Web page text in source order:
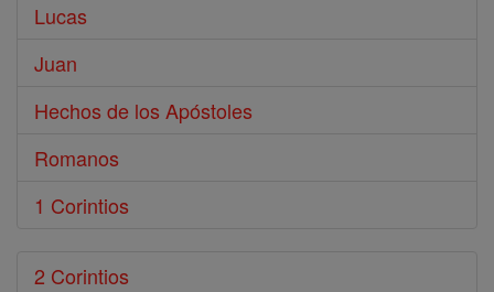
Lucas
Juan
Hechos de los Apóstoles
Romanos
1 Corintios
2 Corintios